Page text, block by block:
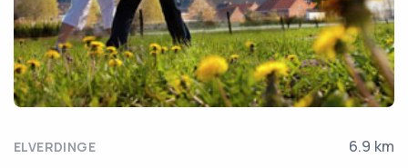
ELVERDINGE 6.9 km